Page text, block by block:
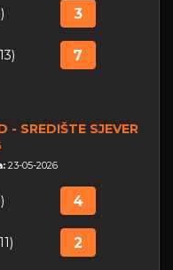
3
7
- SREDIŠTE SJEVER
23-05-2026
4
2